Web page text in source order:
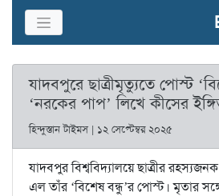
যাদবপুরে ছাত্রীমৃত্যুতে পোস্ট
‘নরকের পাপ’ লিখে কীসের
হিন্দুস্তান টাইমস | ১২ সেপ্টেম্বর ২০২৫
যাদবপুর বিশ্ববিদ্যালয়ে ছাত্রীর
এল তাঁর ‘বিশেষ বন্ধু’র পোস্ট। মৃতার